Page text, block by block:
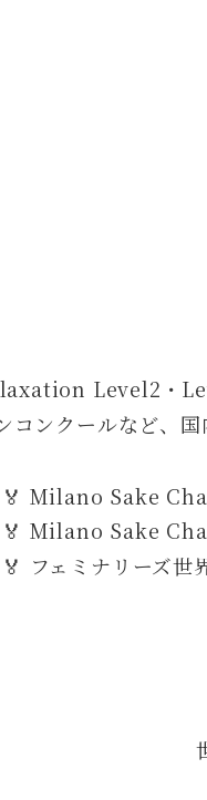
Level2・
コンクールなど、
🏅 Milano Sake
🏅 Milano Sake
🏅 フェミナリーズ世